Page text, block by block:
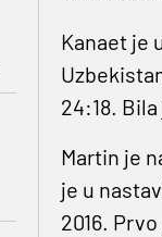
Kanaet je
24:18.
Martin je
je u
2016.